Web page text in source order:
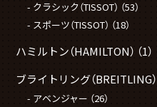
クラシック（TISSOT） （53）
スポーツ（TISSOT） （18）
ハミルトン（HAMILTON） （1）
ブライトリング（BREITLING）
アベンジャー （26）